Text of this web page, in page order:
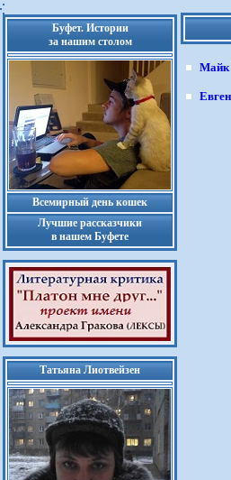
Буфет. Истории
за нашим столом
Всемирный день кошек
Лучшие рассказчики
в нашем Буфете
Татьяна Лиотвейзен
Майк